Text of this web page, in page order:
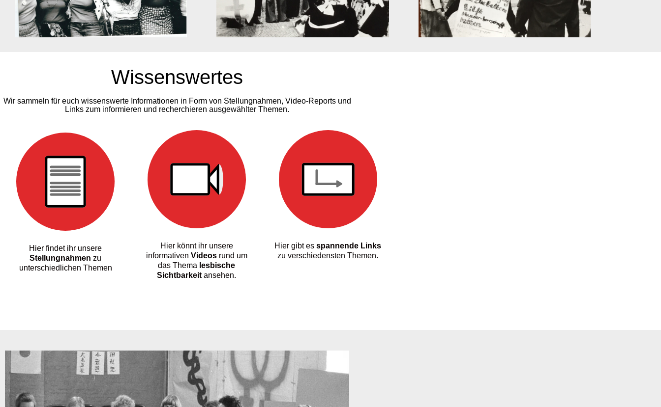
Wissenswertes
Wir sammeln für euch wissenswerte Informationen in Form von Stellungnahmen, Video-Reports und
Links zum informieren und recherchieren ausgewählter Themen.
Hier findet ihr unsere
Stellungnahmen zu
unterschiedlichen Themen
Hier könnt ihr unsere
informativen Videos rund um
das Thema lesbische
Sichtbarkeit ansehen.
Hier gibt esspannende Links
zu verschiedensten Themen.